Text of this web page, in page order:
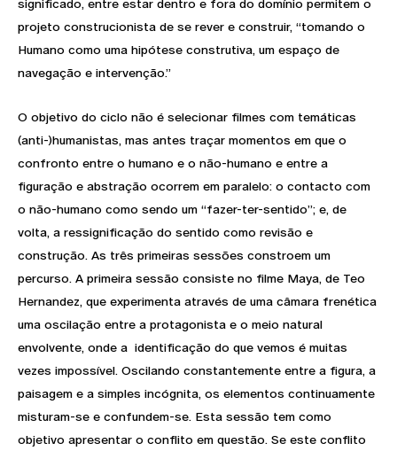
significado, entre estar dentro e fora do domínio permitem o
projeto construcionista de se rever e construir, “tomando o
Humano como uma hipótese construtiva, um espaço de
navegação e intervenção.”
O objetivo do ciclo não é selecionar filmes com temáticas
(anti-)humanistas, mas antes traçar momentos em que o
confronto entre o humano e o não-humano e entre a
figuração e abstração ocorrem em paralelo: o contacto com
o não-humano como sendo um “fazer-ter-sentido”; e, de
volta, a ressignificação do sentido como revisão e
construção. As três primeiras sessões constroem um
percurso. A primeira sessão consiste no filme Maya, de Teo
Hernandez, que experimenta através de uma câmara frenética
uma oscilação entre a protagonista e o meio natural
envolvente, onde a identificação do que vemos é muitas
vezes impossível. Oscilando constantemente entre a figura, a
paisagem e a simples incógnita, os elementos continuamente
misturam-se e confundem-se. Esta sessão tem como
objetivo apresentar o conflito em questão. Se este conflito